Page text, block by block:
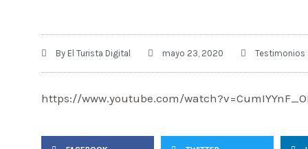
By El Turista Digital mayo 23, 2020 Testimonios
https://www.youtube.com/